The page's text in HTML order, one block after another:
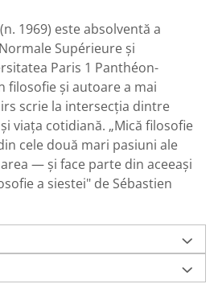
1969) este absolventă a
Supérieure și
Paris 1 Panthéon-
filosofie și autoare a mai
scrie la intersecția dintre
viața cotidiană. „Mică filosofie
cele două mari pasiuni ale
— și face parte din aceeași
a siestei" de Sébastien